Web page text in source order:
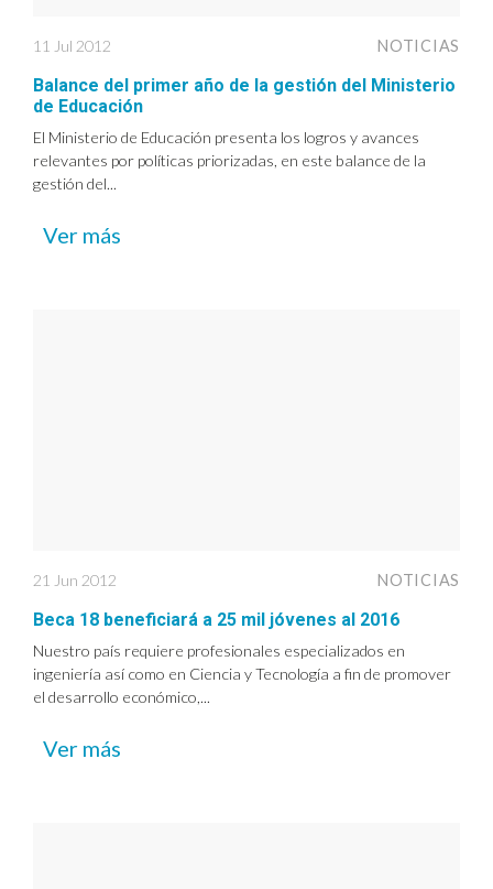
11 Jul 2012 NOTICIAS
Balance del primer año de la gestión del Ministerio
de Educación
El Ministerio de Educación presenta los logros y avances
relevantes por políticas priorizadas, en este balance de la
gestión del...
Ver más
21 Jun 2012 NOTICIAS
Beca 18 beneficiará a 25 mil jóvenes al 2016
Nuestro país requiere profesionales especializados en
ingeniería así como en Ciencia y Tecnología a fin de promover
el desarrollo económico,...
Ver más